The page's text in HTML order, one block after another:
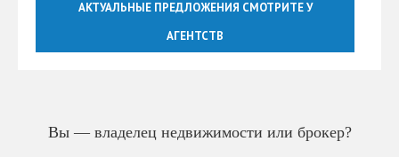
АКТУАЛЬНЫЕ ПРЕДЛОЖЕНИЯ СМОТРИТЕ У
АГЕНТСТВ
Вы — владелец недвижимости или брокер?